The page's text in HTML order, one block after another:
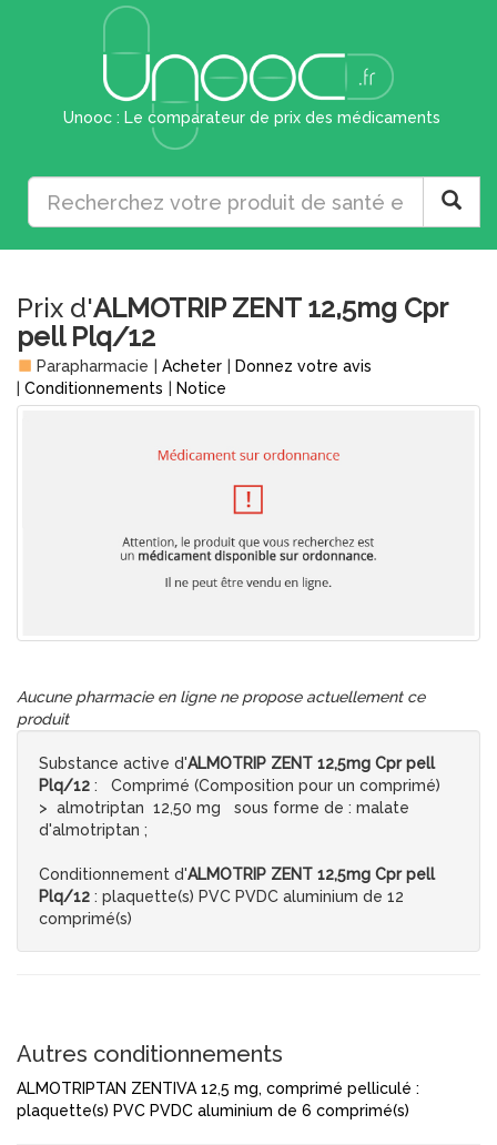
Unooc : Le comparateur de prix des médicaments
Prix d'ALMOTRIP ZENT 12,5mg Cpr
pell Plq/12
Parapharmacie Acheter
Donnez votre avis
Conditionnements Notice
Aucune pharmacie en ligne ne propose actuellement ce
produit
Substance active d'ALMOTRIP ZENT 12,5mg Cpr pell
Plq/12 : Comprimé (Composition pour un comprimé)
> almotriptan 12,50 mg sous forme de : malate
d'almotriptan ;
Conditionnement d'ALMOTRIP ZENT 12,5mg Cpr pell
Plq/12 : plaquette(s) PVC PVDC aluminium de 12
comprimé(s)
Autres conditionnements
ALMOTRIPTAN ZENTIVA 12,5 mg, comprimé pelliculé :
plaquette(s) PVC PVDC aluminium de 6 comprimé(s)